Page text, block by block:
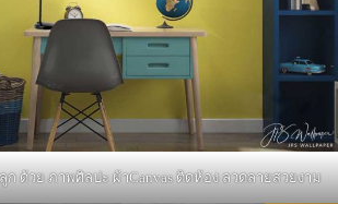
ด้วย ภาพศิลปะ ผ้าCanvas ติดห้อง ลวดลายสวยงาม